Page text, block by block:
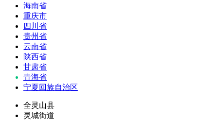
海南省
重庆市
四川省
贵州省
云南省
陕西省
甘肃省
青海省
宁夏回族自治区
全灵山县
灵城街道